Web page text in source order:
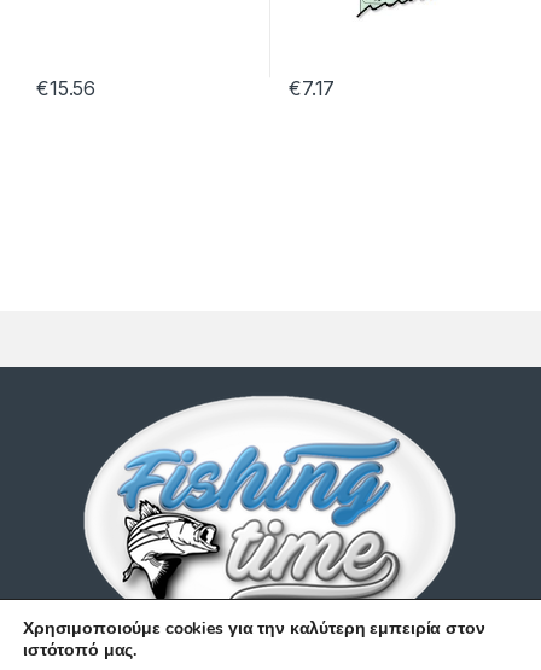
€15.56 €7.17
Χρησιμοποιούμε cookies για την καλύτερη εμπειρία στον
ιστότοπό μας.